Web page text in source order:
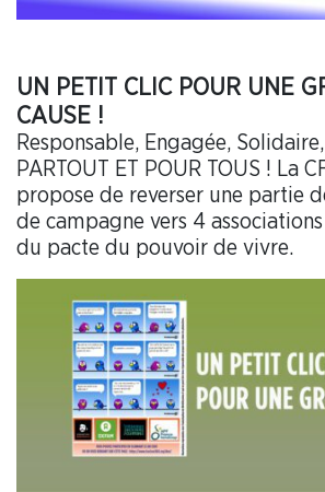
UN PETIT CLIC POUR UNE
CAUSE !
Responsable, Engagée, Solidaire,
PARTOUT ET POUR TOUS ! La
propose de reverser une partie
de campagne vers 4
du pacte du pouvoir de vivre.